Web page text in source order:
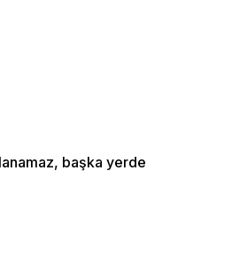
başka yerde